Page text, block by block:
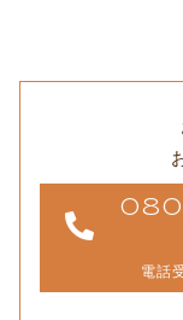
電話